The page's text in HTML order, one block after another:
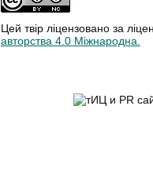
Цей твір ліцензовано за
авторства 4.0 Міжнародна.